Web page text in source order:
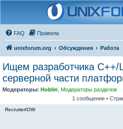
FAQ Правила
unixforum.org Обсуждения Работа
Ищем разработчика C++/
серверной части
Модераторы: Hoblin Модераторы разделов
1 сообщение •
RecruiterIOW